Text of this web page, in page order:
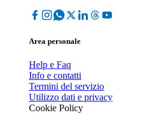
Area personale
Help e Faq
Info e contatti
Termini del servizio
Utilizzo dati e privacy
Cookie Policy